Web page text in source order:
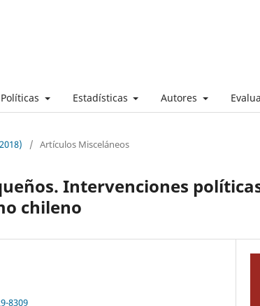
Políticas Estadísticas Autores
/ Artículos Misceláneos
Intervenciones
chileno
8309